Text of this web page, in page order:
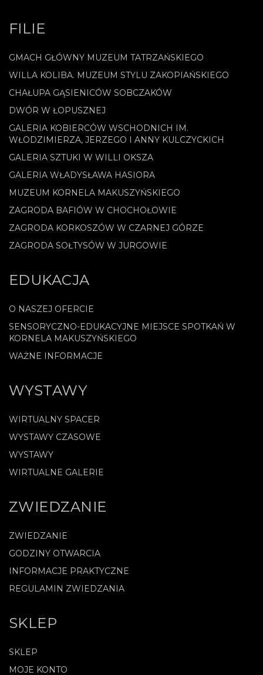
FILIE
GMACH GŁÓWNY MUZEUM TATRZAŃSKIEGO
WILLA KOLIBA. MUZEUM STYLU ZAKOPIAŃSKIEGO
CHAŁUPA GĄSIENICÓW SOBCZAKÓW
DWÓR W ŁOPUSZNEJ
GALERIA KOBIERCÓW WSCHODNICH IM.
WŁODZIMIERZA, JERZEGO I ANNY KULCZYCKICH
GALERIA SZTUKI W WILLI OKSZA
GALERIA WŁADYSŁAWA HASIORA
MUZEUM KORNELA MAKUSZYŃSKIEGO
ZAGRODA BAFIÓW W CHOCHOŁOWIE
ZAGRODA KORKOSZÓW W CZARNEJ GÓRZE
ZAGRODA SOŁTYSÓW W JURGOWIE
EDUKACJA
O NASZEJ OFERCIE
SENSORYCZNO-EDUKACYJNE MIEJSCE SPOTKAŃ W
KORNELA MAKUSZYŃSKIEGO
WAŻNE INFORMACJE
WYSTAWY
WIRTUALNY SPACER
WYSTAWY CZASOWE
WYSTAWY
WIRTUALNE GALERIE
ZWIEDZANIE
ZWIEDZANIE
GODZINY OTWARCIA
INFORMACJE PRAKTYCZNE
REGULAMIN ZWIEDZANIA
SKLEP
SKLEP
MOJE KONTO